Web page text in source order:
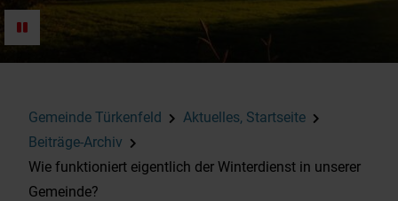
Gemeinde Türkenfeld
Aktuelles, Startseite
Beiträge-Archiv
Wie funktioniert eigentlich der Winterdienst in unserer
Gemeinde?